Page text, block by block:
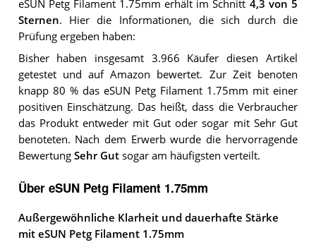
eSUN Petg Filament 1.75mm erhält im Schnitt 4,3 von 5
Sternen. Hier die Informationen, die sich durch die
Prüfung ergeben haben:
Bisher haben insgesamt 3.966 Käufer diesen Artikel
getestet und auf Amazon bewertet. Zur Zeit benoten
knapp 80 % das eSUN Petg Filament 1.75mm mit einer
positiven Einschätzung. Das heißt, dass die Verbraucher
das Produkt entweder mit Gut oder sogar mit Sehr Gut
benoteten. Nach dem Erwerb wurde die hervorragende
Bewertung Sehr Gutsogar am häufigsten verteilt.
Über eSUN Petg Filament 1.75mm
Außergewöhnliche Klarheit und dauerhafte Stärke
mit eSUN Petg Filament 1.75mm